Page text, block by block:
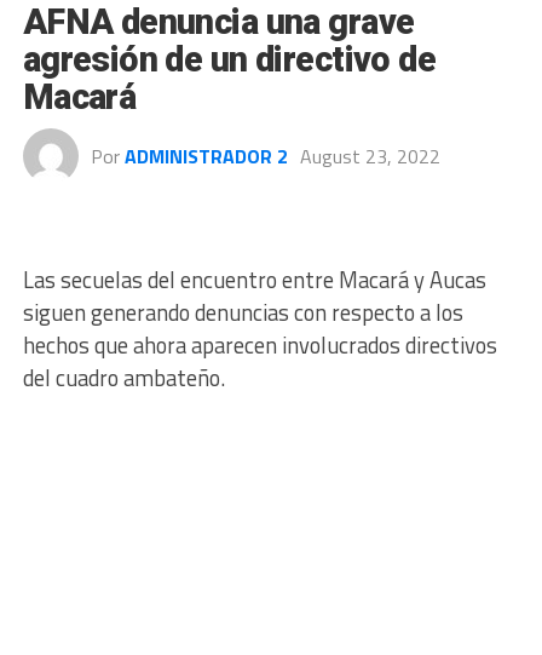
AFNA denuncia una grave
agresión de un directivo de
Macará
PorADMINISTRADOR 2 August 23, 2022
Las secuelas del encuentro entre Macará y Aucas
siguen generando denuncias con respecto a los
hechos que ahora aparecen involucrados directivos
del cuadro ambateño.